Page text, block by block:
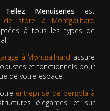
Tellez Menuiseries est
de store à Montgailhard
à tous les types de
à Montgailhard assure
et fonctionnels pour
de votre espace.
entreprise de pergola à
élégantes et sur